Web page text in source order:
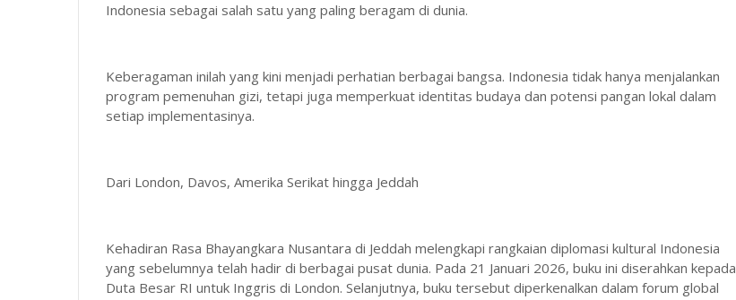
Indonesia sebagai salah satu yang paling beragam di dunia.
Keberagaman inilah yang kini menjadi perhatian berbagai bangsa. Indonesia tidak hanya menjalankan
program pemenuhan gizi, tetapi juga memperkuat identitas budaya dan potensi pangan lokal dalam
setiap implementasinya.
Dari London, Davos, Amerika Serikat hingga Jeddah
Kehadiran Rasa Bhayangkara Nusantara di Jeddah melengkapi rangkaian diplomasi kultural Indonesia
yang sebelumnya telah hadir di berbagai pusat dunia. Pada 21 Januari 2026, buku ini diserahkan kepada
Duta Besar RI untuk Inggris di London. Selanjutnya, buku tersebut diperkenalkan dalam forum global